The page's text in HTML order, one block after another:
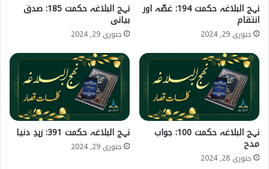
نہج البلاغہ حکمت 194: غصّہ اور
انتقام
جنوری 29, 2024
نہج البلاغہ حکمت 185: صدق
بیانی
جنوری 29, 2024
نہج البلاغہ حکمت 100: جواب
مدح
جنوری 28, 2024
نہج البلاغہ حکمت 391: زہدِ دنیا
جنوری 29, 2024